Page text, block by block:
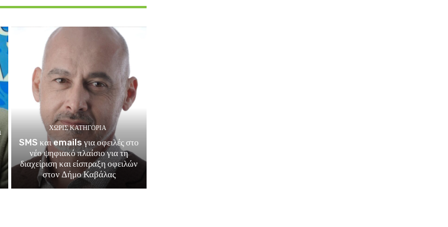
ΧΩΡΊΣ ΚΑΤΗΓΟΡΊΑ
SMS και emails για οφειλές στο
νέο ψηφιακό πλαίσιο για τη
διαχείριση και είσπραξη οφειλών
στον Δήμο Καβάλας